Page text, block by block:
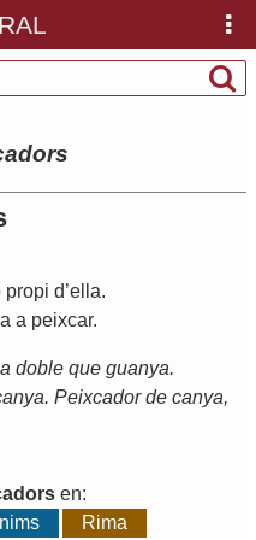
propi d’ella.
a peixcar.
doble que guanya.
Peixcador de canya,
en:
Rima